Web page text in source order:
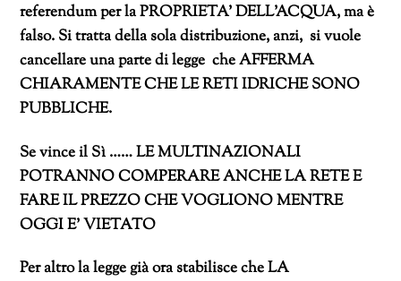
referendum per la PROPRIETA’ DELL’ACQUA, ma è
falso. Si tratta della sola distribuzione, anzi, si vuole
cancellare una parte di legge che AFFERMA
CHIARAMENTE CHE LE RETI IDRICHE SONO
PUBBLICHE.
Se vince il Sì …… LE MULTINAZIONALI
POTRANNO COMPERARE ANCHE LA RETE E
FARE IL PREZZO CHE VOGLIONO MENTRE
OGGI E’ VIETATO
Per altro la legge già ora stabilisce che LA